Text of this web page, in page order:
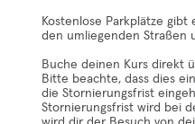
Kostenlose Parkplätze
den umliegenden Straßen
Buche deinen Kurs direkt
Bitte beachte, dass dies
die Stornierungsfrist
Stornierungsfrist wird bei